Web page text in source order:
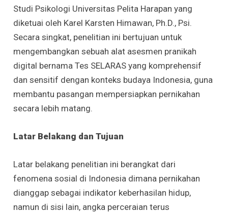
Studi Psikologi Universitas Pelita Harapan yang
diketuai oleh Karel Karsten Himawan, Ph.D., Psi.
Secara singkat, penelitian ini bertujuan untuk
mengembangkan sebuah alat asesmen pranikah
digital bernama Tes SELARAS yang komprehensif
dan sensitif dengan konteks budaya Indonesia, guna
membantu pasangan mempersiapkan pernikahan
secara lebih matang.
Latar Belakang dan Tujuan
Latar belakang penelitian ini berangkat dari
fenomena sosial di Indonesia dimana pernikahan
dianggap sebagai indikator keberhasilan hidup,
namun di sisi lain, angka perceraian terus